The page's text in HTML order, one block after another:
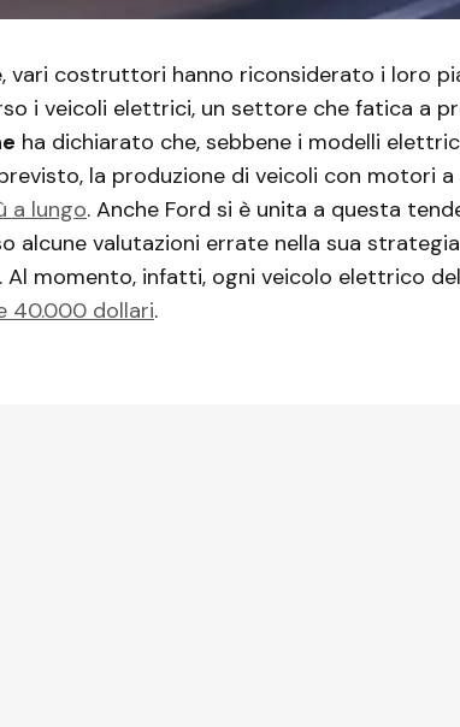
vari costruttori hanno riconsiderato i loro
i veicoli elettrici, un settore che fatica a
ha dichiarato che, sebbene i modelli
la produzione di veicoli con motori
a lungo. Anche Ford si è unita a questa
alcune valutazioni errate nella sua
Al momento, infatti, ogni veicolo elettrico
40.000 dollari.